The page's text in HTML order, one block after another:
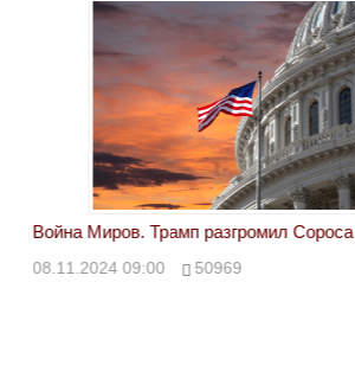
Война Миров. Трамп разгромил Сороса
08.11.2024 09:00 50969